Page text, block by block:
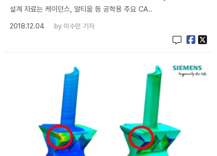
설계 자료는 케이던스, 알티움 등 공학용 주요 CA..
2018.12.04
by 이수민 기자